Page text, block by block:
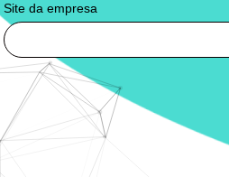
Site da empresa